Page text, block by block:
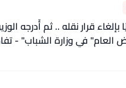
"انتصر قضائيًا بإلغاء قرار نقله
العام" في وزارة الشباب" -